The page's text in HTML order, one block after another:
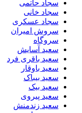
سجاد حاتمی
سجاد خانی
سجاد عسکری
سروش امیران
سروگاه
سعید آسایش
سعید باقری فرد
سعید باوقار
سعید بیباک
سعید بیک
سعید پیروی
سعید زندمنش